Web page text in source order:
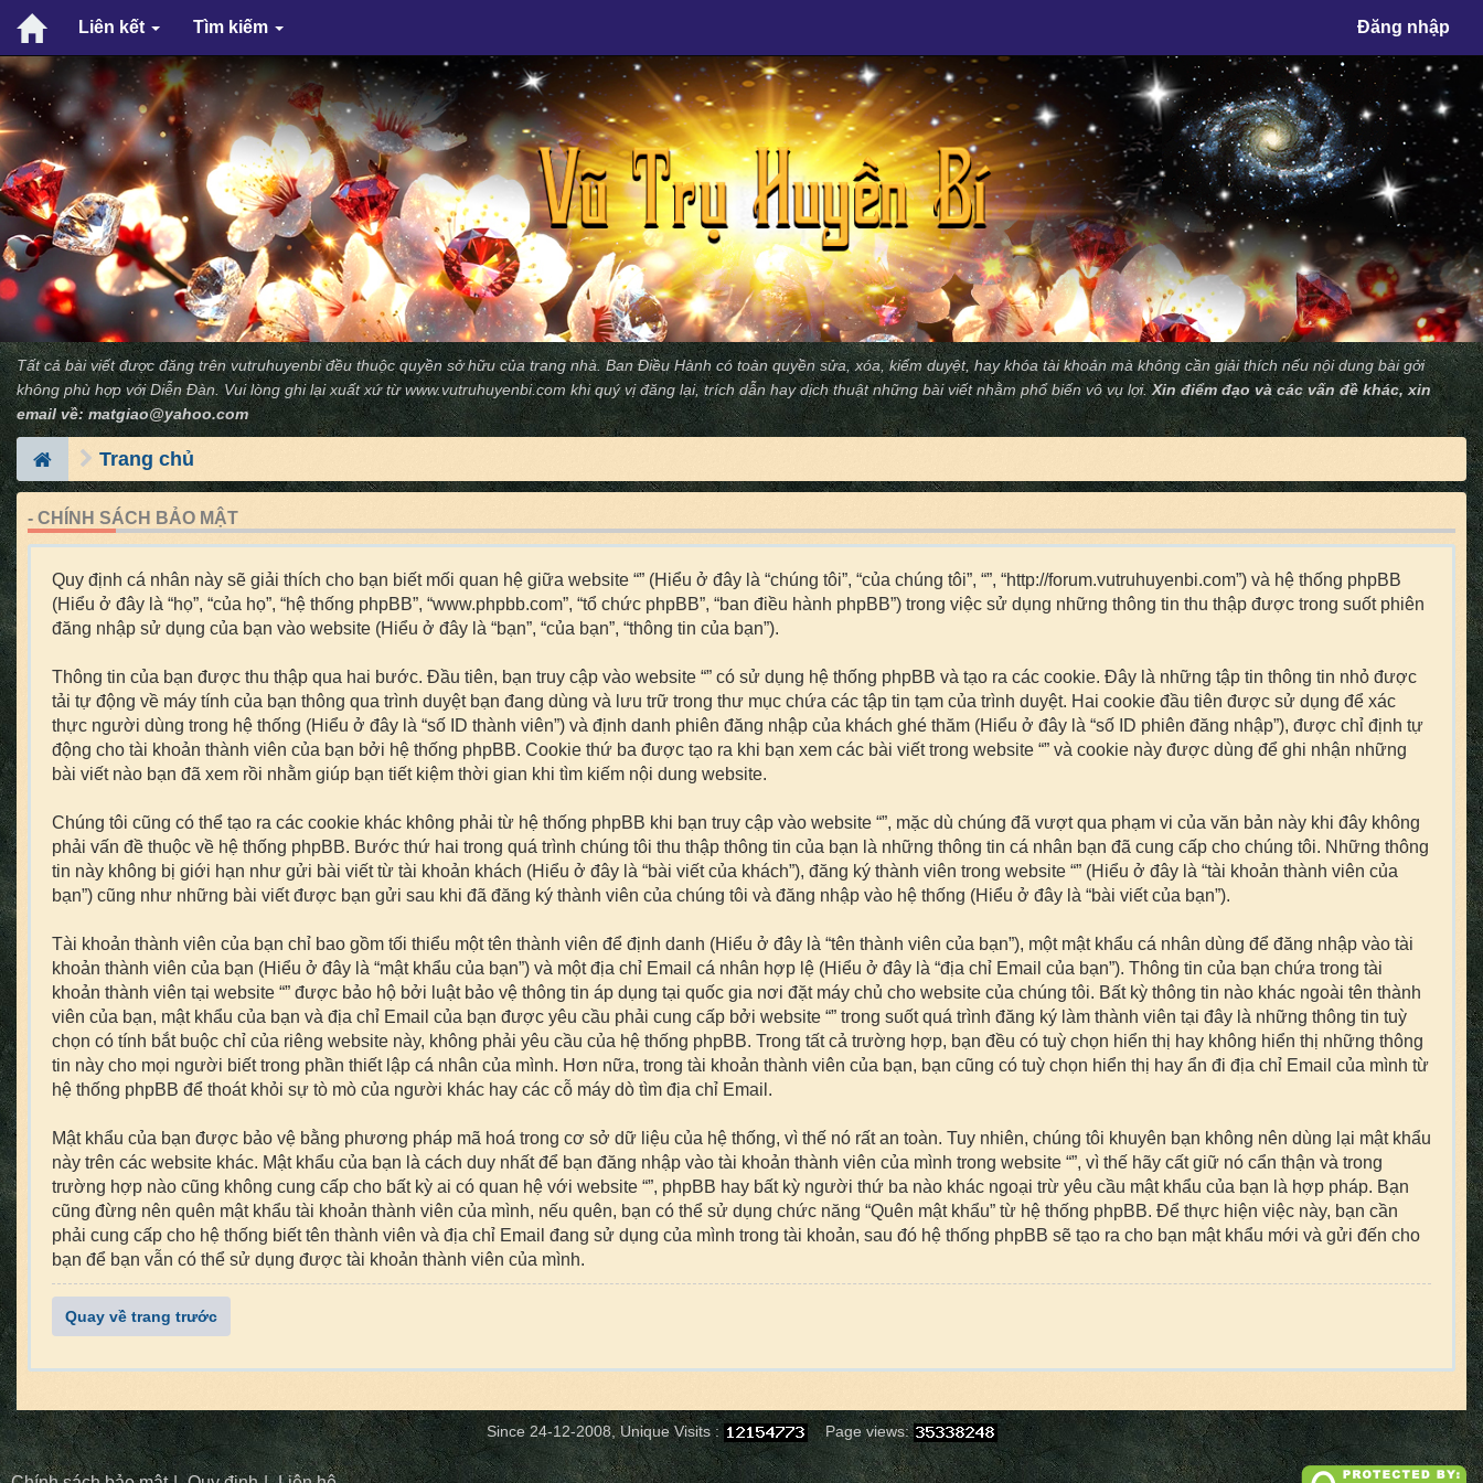
Liên kết Tìm kiếm Đăng nhập
×
Tất cả bài viết được đăng trên vutruhuyenbi đều thuộc quyền sở hữu của trang nhà. Ban Ðiều Hành có toàn quyền sửa, xóa, kiểm duyệt, hay khóa tài khoản mà không cần giải thích nếu nội dung bài gởi
không phù hợp với Diễn Ðàn. Vui lòng ghi lại xuất xứ từwww.vutruhuyenbi.com khi quý vị đăng lại, trích dẫn hay dịch thuật những bài viết nhằm phổ biến vô vụ lợi.Xin điểm đạo và các vấn đề khác, xin
email về:matgiao@yahoo.com
Trang chủ
- CHÍNH SÁCH BẢO MẬT
Quy định cá nhân này sẽ giải thích cho bạn biết mối quan hệ giữa website “” (Hiểu ở đây là “chúng tôi”, “của chúng tôi”, “”, “http://forum.vutruhuyenbi.com”) và hệ thống phpBB
(Hiểu ở đây là “họ”, “của họ”, “hệ thống phpBB”, “www.phpbb.com”, “tổ chức phpBB”, “ban điều hành phpBB”) trong việc sử dụng những thông tin thu thập được trong suốt phiên
đăng nhập sử dụng của bạn vào website (Hiểu ở đây là “bạn”, “của bạn”, “thông tin của bạn”).
Thông tin của bạn được thu thập qua hai bước. Đầu tiên, bạn truy cập vào website “” có sử dụng hệ thống phpBB và tạo ra các cookie. Đây là những tập tin thông tin nhỏ được
tải tự động về máy tính của bạn thông qua trình duyệt bạn đang dùng và lưu trữ trong thư mục chứa các tập tin tạm của trình duyệt. Hai cookie đầu tiên được sử dụng để xác
thực người dùng trong hệ thống (Hiểu ở đây là “số ID thành viên”) và định danh phiên đăng nhập của khách ghé thăm (Hiểu ở đây là “số ID phiên đăng nhập”), được chỉ định tự
động cho tài khoản thành viên của bạn bởi hệ thống phpBB. Cookie thứ ba được tạo ra khi bạn xem các bài viết trong website “” và cookie này được dùng để ghi nhận những
bài viết nào bạn đã xem rồi nhằm giúp bạn tiết kiệm thời gian khi tìm kiếm nội dung website.
Chúng tôi cũng có thể tạo ra các cookie khác không phải từ hệ thống phpBB khi bạn truy cập vào website “”, mặc dù chúng đã vượt qua phạm vi của văn bản này khi đây không
phải vấn đề thuộc về hệ thống phpBB. Bước thứ hai trong quá trình chúng tôi thu thập thông tin của bạn là những thông tin cá nhân bạn đã cung cấp cho chúng tôi. Những thông
tin này không bị giới hạn như gửi bài viết từ tài khoản khách (Hiểu ở đây là “bài viết của khách”), đăng ký thành viên trong website “” (Hiểu ở đây là “tài khoản thành viên của
bạn”) cũng như những bài viết được bạn gửi sau khi đã đăng ký thành viên của chúng tôi và đăng nhập vào hệ thống (Hiểu ở đây là “bài viết của bạn”).
Tài khoản thành viên của bạn chỉ bao gồm tối thiểu một tên thành viên để định danh (Hiểu ở đây là “tên thành viên của bạn”), một mật khẩu cá nhân dùng để đăng nhập vào tài
khoản thành viên của bạn (Hiểu ở đây là “mật khẩu của bạn”) và một địa chỉ Email cá nhân hợp lệ (Hiểu ở đây là “địa chỉ Email của bạn”). Thông tin của bạn chứa trong tài
khoản thành viên tại website “” được bảo hộ bởi luật bảo vệ thông tin áp dụng tại quốc gia nơi đặt máy chủ cho website của chúng tôi. Bất kỳ thông tin nào khác ngoài tên thành
viên của bạn, mật khẩu của bạn và địa chỉ Email của bạn được yêu cầu phải cung cấp bởi website “” trong suốt quá trình đăng ký làm thành viên tại đây là những thông tin tuỳ
chọn có tính bắt buộc chỉ của riêng website này, không phải yêu cầu của hệ thống phpBB. Trong tất cả trường hợp, bạn đều có tuỳ chọn hiển thị hay không hiển thị những thông
tin này cho mọi người biết trong phần thiết lập cá nhân của mình. Hơn nữa, trong tài khoản thành viên của bạn, bạn cũng có tuỳ chọn hiển thị hay ẩn đi địa chỉ Email của mình từ
hệ thống phpBB để thoát khỏi sự tò mò của người khác hay các cỗ máy dò tìm địa chỉ Email.
Mật khẩu của bạn được bảo vệ bằng phương pháp mã hoá trong cơ sở dữ liệu của hệ thống, vì thế nó rất an toàn. Tuy nhiên, chúng tôi khuyên bạn không nên dùng lại mật khẩu
này trên các website khác. Mật khẩu của bạn là cách duy nhất để bạn đăng nhập vào tài khoản thành viên của mình trong website “”, vì thế hãy cất giữ nó cẩn thận và trong
trường hợp nào cũng không cung cấp cho bất kỳ ai có quan hệ với website “”, phpBB hay bất kỳ người thứ ba nào khác ngoại trừ yêu cầu mật khẩu của bạn là hợp pháp. Bạn
cũng đừng nên quên mật khẩu tài khoản thành viên của mình, nếu quên, bạn có thể sử dụng chức năng “Quên mật khẩu” từ hệ thống phpBB. Để thực hiện việc này, bạn cần
phải cung cấp cho hệ thống biết tên thành viên và địa chỉ Email đang sử dụng của mình trong tài khoản, sau đó hệ thống phpBB sẽ tạo ra cho bạn mật khẩu mới và gửi đến cho
bạn để bạn vẫn có thể sử dụng được tài khoản thành viên của mình.
Quay về trang trước
Since 24-12-2008, Unique Visits : Page views: